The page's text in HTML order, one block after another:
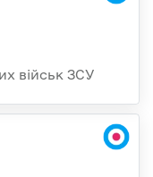
військ ЗСУ